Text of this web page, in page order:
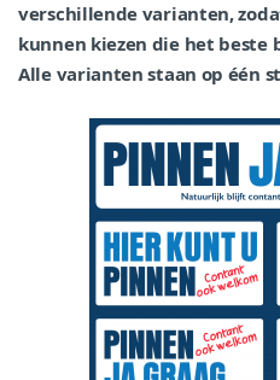
verschillende varianten,
kunnen kiezen die het beste
Alle varianten staan op één